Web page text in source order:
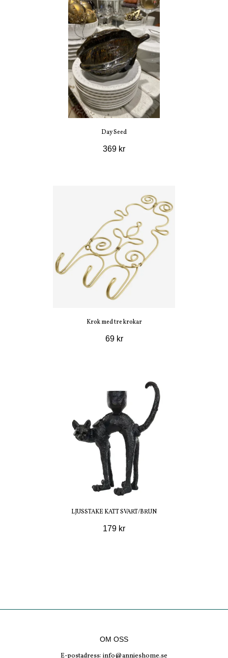
Day Seed
369 kr
Krok med tre krokar
69 kr
LJUSSTAKE KATT SVART/BRUN
179 kr
OM OSS
E-postadress: info@annieshome.se